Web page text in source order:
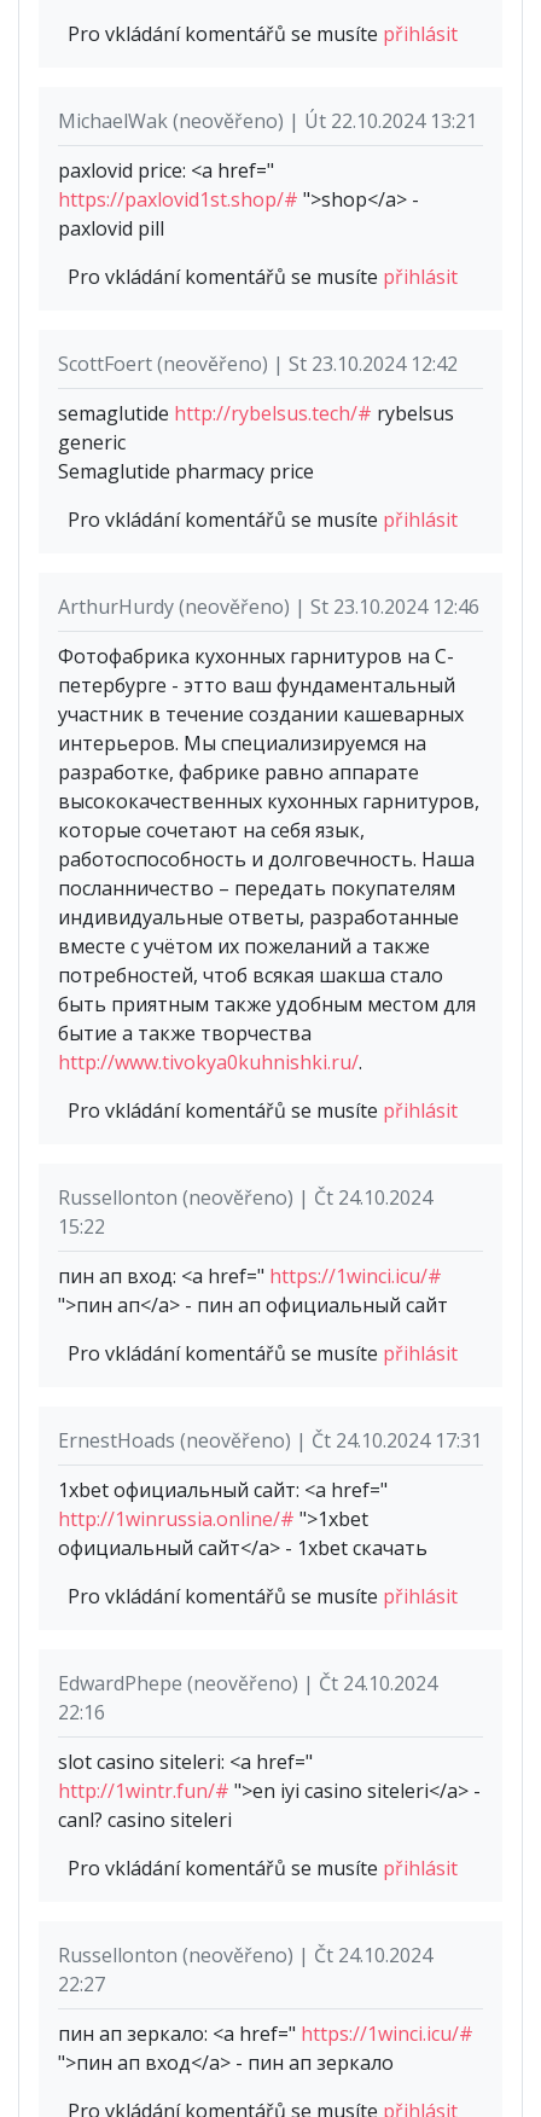
Pro vkládání komentářů se musíte přihlásit
MichaelWak (neověřeno) | Út 22.10.2024 13:21
paxlovid price: <a href="
https://paxlovid1st.shop/# ">shop</a> -
paxlovid pill
Pro vkládání komentářů se musíte přihlásit
ScottFoert (neověřeno) | St 23.10.2024 12:42
semaglutide http://rybelsus.tech/# rybelsus
generic
Semaglutide pharmacy price
Pro vkládání komentářů se musíte přihlásit
ArthurHurdy (neověřeno) | St 23.10.2024 12:46
Фотофабрика кухонных гарнитуров на С-
петербурге - этто ваш фундаментальный
участник в течение создании кашеварных
интерьеров. Мы специализируемся на
разработке, фабрике равно аппарате
высококачественных кухонных гарнитуров,
которые сочетают на себя язык,
работоспособность и долговечность. Наша
посланничество – передать покупателям
индивидуальные ответы, разработанные
вместе с учётом их пожеланий а также
потребностей, чтоб всякая шакша стало
быть приятным также удобным местом для
бытие а также творчества
http://www.tivokya0kuhnishki.ru/.
Pro vkládání komentářů se musíte přihlásit
Russellonton (neověřeno) | Čt 24.10.2024
15:22
пин ап вход: <a href=" https://1winci.icu/#
">пин ап</a> - пин ап официальный сайт
Pro vkládání komentářů se musíte přihlásit
ErnestHoads (neověřeno) | Čt 24.10.2024 17:31
1xbet официальный сайт: <a href="
http://1winrussia.online/# ">1xbet
официальный сайт</a> - 1xbet скачать
Pro vkládání komentářů se musíte přihlásit
EdwardPhepe (neověřeno) | Čt 24.10.2024
22:16
slot casino siteleri: <a href="
http://1wintr.fun/# ">en iyi casino siteleri</a> -
canl? casino siteleri
Pro vkládání komentářů se musíte přihlásit
Russellonton (neověřeno) | Čt 24.10.2024
22:27
пин ап зеркало: <a href=" https://1winci.icu/#
">пин ап вход</a> - пин ап зеркало
Pro vkládání komentářů se musíte přihlásit